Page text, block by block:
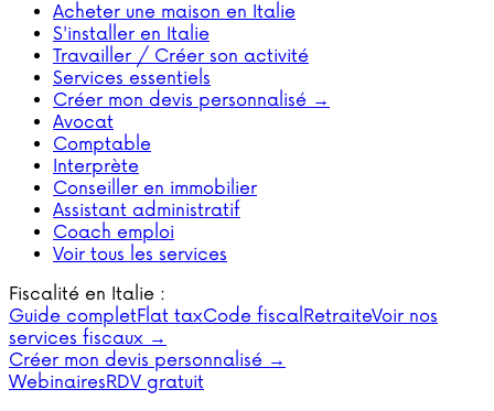
Acheter une maison en Italie
S'installer en Italie
Travailler / Créer son activité
Services essentiels
Créer mon devis personnalisé →
Avocat
Comptable
Interprète
Conseiller en immobilier
Assistant administratif
Coach emploi
Voir tous les services
Fiscalité en Italie :
Guide completFlat taxCode fiscalRetraiteVoir nos
services fiscaux →
Créer mon devis personnalisé →
WebinairesRDV gratuit